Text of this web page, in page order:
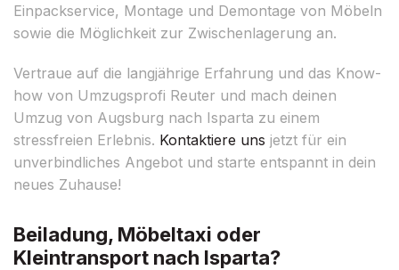
Einpackservice, Montage und Demontage von Möbeln
sowie die Möglichkeit zur Zwischenlagerung an.
Vertraue auf die langjährige Erfahrung und das Know-
how von Umzugsprofi Reuter und mach deinen
Umzug von Augsburg nach Isparta zu einem
stressfreien Erlebnis. Kontaktiere uns jetzt für ein
unverbindliches Angebot und starte entspannt in dein
neues Zuhause!
Beiladung, Möbeltaxi oder
Kleintransport nach Isparta?